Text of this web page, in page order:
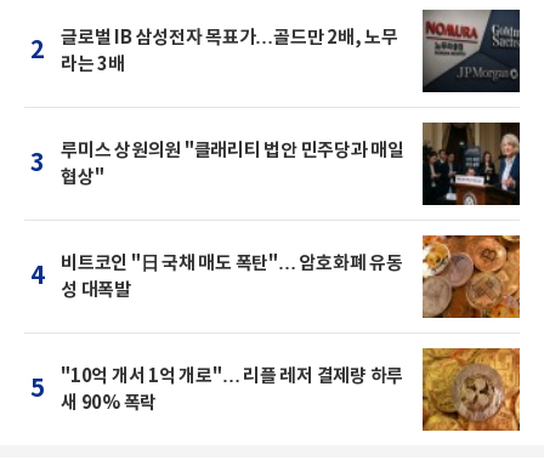
2
글로벌 IB 삼성전자 목표가…골드만 2배, 노무
라는 3배
3
루미스 상원의원 "클래리티 법안 민주당과 매일
협상"
4
비트코인 "日 국채 매도 폭탄"… 암호화폐 유동
성 대폭발
5
"10억 개서 1억 개로"… 리플 레저 결제량 하루
새 90% 폭락